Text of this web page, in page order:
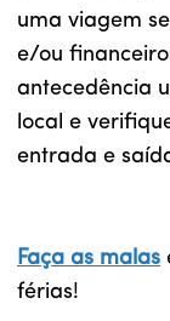
uma viagem
e/ou
antecedência
local e
entrada e
Faça as malas
férias!